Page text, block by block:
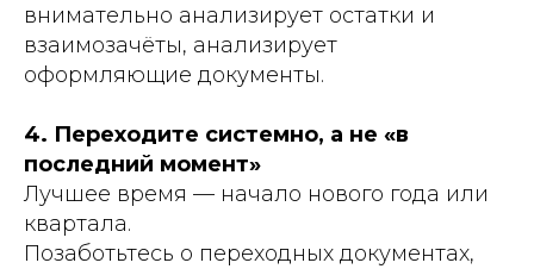
внимательно анализирует остатки и
взаимозачёты, анализирует
оформляющие документы.
4. Переходите системно, а не «в
последний момент»
Лучшее время — начало нового года или
квартала.
Позаботьтесь о переходных документах,